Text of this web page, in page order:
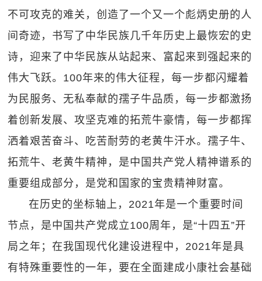
不可攻克的难关，创造了一个又一个彪炳史册的人
间奇迹，书写了中华民族几千年历史上最恢宏的史
诗，迎来了中华民族从站起来、富起来到强起来的
伟大飞跃。100年来的伟大征程，每一步都闪耀着
为民服务、无私奉献的孺子牛品质，每一步都激扬
着创新发展、攻坚克难的拓荒牛豪情，每一步都挥
洒着艰苦奋斗、吃苦耐劳的老黄牛汗水。孺子牛、
拓荒牛、老黄牛精神，是中国共产党人精神谱系的
重要组成部分，是党和国家的宝贵精神财富。
在历史的坐标轴上，2021年是一个重要时间
节点，是中国共产党成立100周年，是“十四五”开
局之年；在我国现代化建设进程中，2021年是具
有特殊重要性的一年，要在全面建成小康社会基础